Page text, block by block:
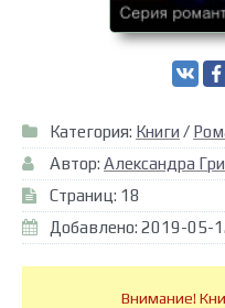
Категория: Книги /
Автор: Александра
Страниц: 18
Добавлено: 2019-05-
Внимание!